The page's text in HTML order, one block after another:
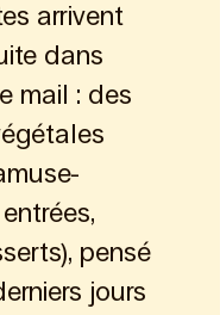
arrivent
dans
mail : des
pensé
jours